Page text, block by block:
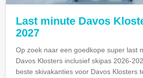
Last minute Davos
2027
Op zoek naar een goedkope super last
Davos Klosters inclusief skipas 2026-
beste skivakanties voor Davos Klosters